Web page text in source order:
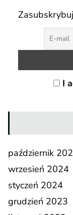
I
październik
wrzesień 2024
styczeń 2024
grudzień 2023